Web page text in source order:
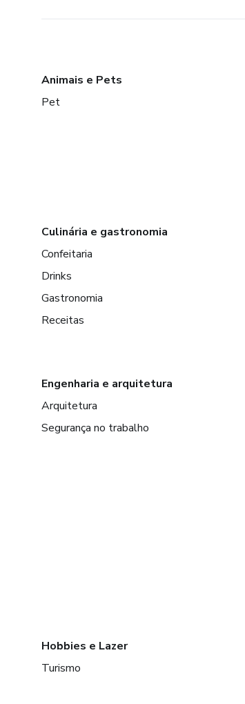
Animais e Pets
Pet
Culinária e gastronomia
Confeitaria
Drinks
Gastronomia
Receitas
Engenharia e arquitetura
Arquitetura
Segurança no trabalho
Hobbies e Lazer
Turismo